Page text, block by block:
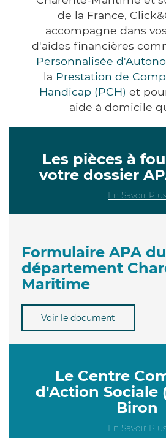
de la France,
accompagne dans
d'aides financières
Personnalisée
la Prestation de
Handicap (PCH) et
aide à domicile
Les pièces à
votre dossier
En Savoir Plus
Formulaire APA du
département
Maritime
Voir le document
Le Centre
d'Action Sociale
Biron
En Savoir Plus